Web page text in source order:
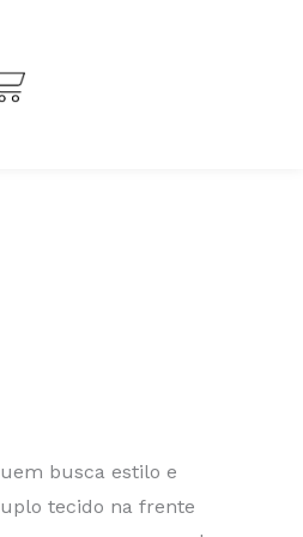
busca estilo e
tecido na frente